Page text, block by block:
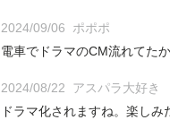
2024/09/06
ポポポ
電車でドラマのCM流れてた
2024/08/22
アスパラ大好き
ドラマ化されますね。楽しみ